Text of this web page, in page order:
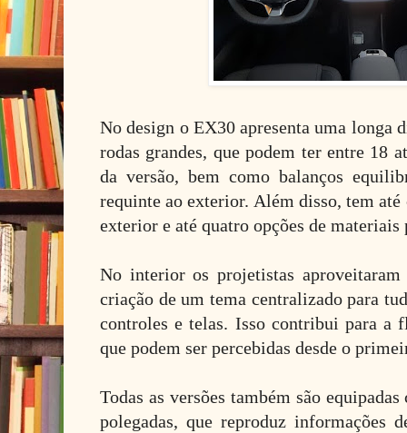
No design o EX30 apresenta uma longa
rodas grandes, que podem ter entre 18
da versão, bem como balanços
requinte ao exterior. Além disso, tem até
exterior e até quatro opções de materiais
No interior os projetistas
criação de um tema centralizado para
controles e telas. Isso contribui para a
que podem ser percebidas desde o
Todas as versões também são
polegadas, que reproduz informações